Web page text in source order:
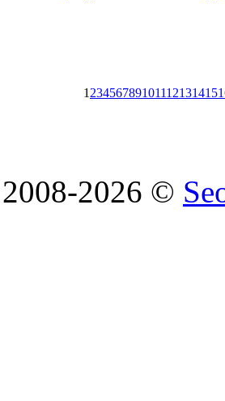
1 23456789101112131415
2008-2026 ©